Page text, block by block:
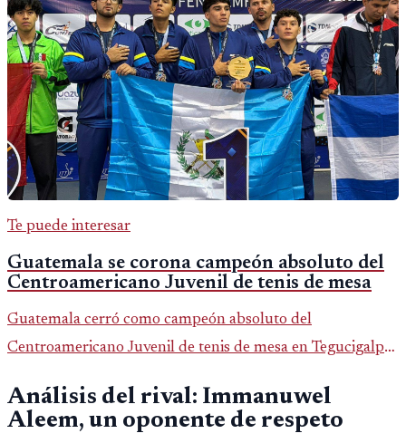
Te puede interesar
Guatemala se corona campeón absoluto del
Centroamericano Juvenil de tenis de mesa
Guatemala cerró como campeón absoluto del
Centroamericano Juvenil de tenis de mesa en Tegucigalpa
difundida por CDAG.
Análisis del rival: Immanuwel
Aleem, un oponente de respeto